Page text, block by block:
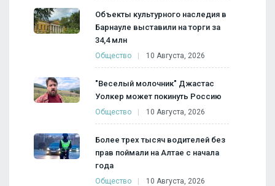
Объекты культурного наследия в
Барнауле выставили на торги за
34,4 млн
Общество 10 Августа, 2026
"Веселый молочник" Джастас
Уолкер может покинуть Россию
Общество 10 Августа, 2026
Более трех тысяч водителей без
прав поймали на Алтае с начала
года
Общество 10 Августа, 2026